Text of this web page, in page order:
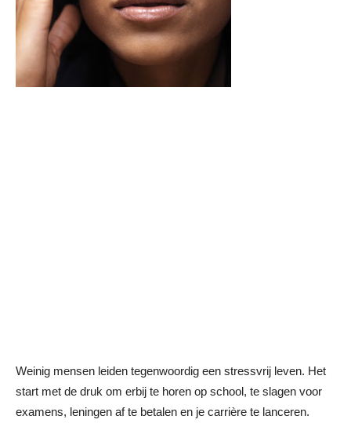
Weinig mensen leiden tegenwoordig een stressvrij leven. Het
start met de druk om erbij te horen op school, te slagen voor
examens, leningen af te betalen en je carrière te lanceren.